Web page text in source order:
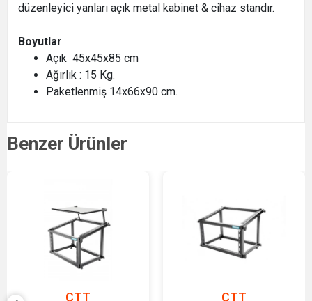
düzenleyici yanları açık metal kabinet & cihaz standır.
Boyutlar
Açık 45x45x85 cm
Ağırlık : 15 Kg.
Paketlenmiş 14x66x90 cm.
Benzer Ürünler
CTT CTT